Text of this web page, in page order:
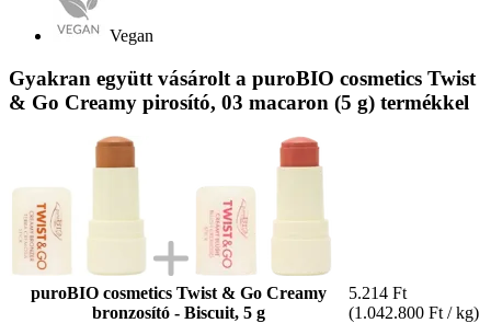
Vegan
Gyakran együtt vásárolt a puroBIO cosmetics Twist
& Go Creamy pirosító, 03 macaron (5 g) termékkel
puroBIO cosmetics Twist & Go Creamy
bronzosító - Biscuit, 5 g
5.214 Ft
(1.042.800 Ft / kg)